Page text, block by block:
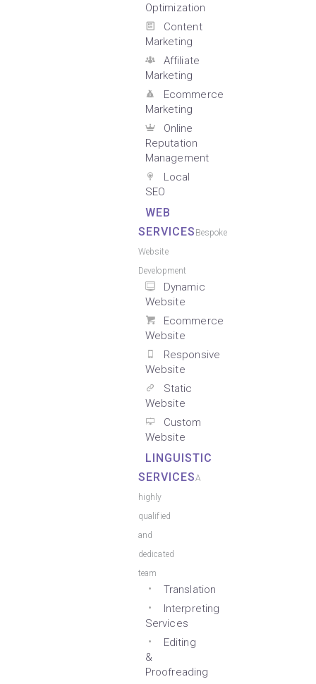
Optimization
Content
Marketing
Affiliate
Marketing
Ecommerce
Marketing
Online
Reputation
Management
Local
SEO
WEB
SERVICES Bespoke
Website
Development
Dynamic
Website
Ecommerce
Website
Responsive
Website
Static
Website
Custom
Website
LINGUISTIC
SERVICESA
highly
qualified
and
dedicated
team
Translation
Interpreting
Services
Editing
&
Proofreading